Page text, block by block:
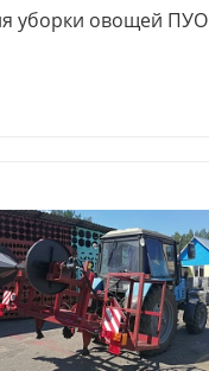
уборки овощей ПУО